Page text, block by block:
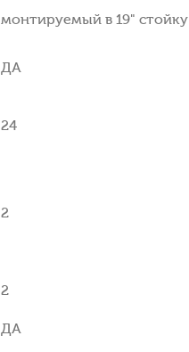
монтируемый в 19" стойку
ДА
24
2
2
ДА